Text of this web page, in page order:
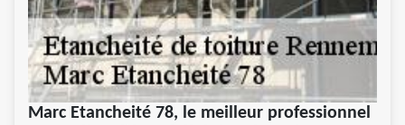
Marc Etancheité 78, le meilleur professionnel